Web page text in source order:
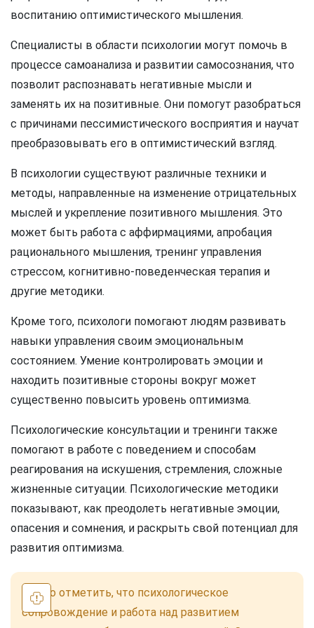
воспитанию оптимистического мышления.
Специалисты в области психологии могут помочь в
процессе самоанализа и развитии самосознания, что
позволит распознавать негативные мысли и
заменять их на позитивные. Они помогут разобраться
с причинами пессимистического восприятия и научат
преобразовывать его в оптимистический взгляд.
В психологии существуют различные техники и
методы, направленные на изменение отрицательных
мыслей и укрепление позитивного мышления. Это
может быть работа с аффирмациями, апробация
рационального мышления, тренинг управления
стрессом, когнитивно-поведенческая терапия и
другие методики.
Кроме того, психологи помогают людям развивать
навыки управления своим эмоциональным
состоянием. Умение контролировать эмоции и
находить позитивные стороны вокруг может
существенно повысить уровень оптимизма.
Психологические консультации и тренинги также
помогают в работе с поведением и способам
реагирования на искушения, стремления, сложные
жизненные ситуации. Психологические методики
показывают, как преодолеть негативные эмоции,
опасения и сомнения, и раскрыть свой потенциал для
развития оптимизма.
Важно отметить, что психологическое
сопровождение и работа над развитием